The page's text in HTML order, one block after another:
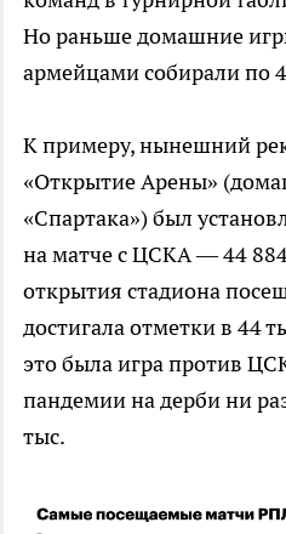
Но раньше домашние
армейцами собирали по
К примеру, нынешний
«Открытие Арены»
«Спартака») был
на матче с ЦСКА — 44
открытия стадиона
достигала отметки в 44
это была игра против
пандемии на дерби ни
тыс.